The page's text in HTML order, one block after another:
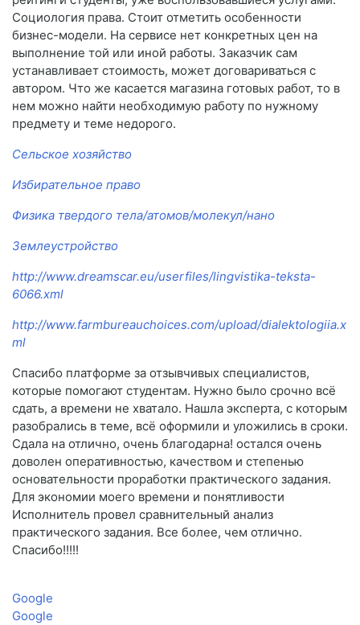
Социология права. Стоит отметить особенности
бизнес-модели. На сервисе нет конкретных цен на
выполнение той или иной работы. Заказчик сам
устанавливает стоимость, может договариваться с
автором. Что же касается магазина готовых работ, то в
нем можно найти необходимую работу по нужному
предмету и теме недорого.
Сельское хозяйство
Избирательное право
Физика твердого тела/атомов/молекул/нано
Землеустройство
http://www.dreamscar.eu/userfiles/lingvistika-teksta-
6066.xml
http://www.farmbureauchoices.com/upload/dialektologiia.x
ml
Спасибо платформе за отзывчивых специалистов,
которые помогают студентам. Нужно было срочно всё
сдать, а времени не хватало. Нашла эксперта, с которым
разобрались в теме, всё оформили и уложились в сроки.
Сдала на отлично, очень благодарна! остался очень
доволен оперативностью, качеством и степенью
основательности проработки практического задания.
Для экономии моего времени и понятливости
Исполнитель провел сравнительный анализ
практического задания. Все более, чем отлично.
Спасибо!!!!!
Google
Google